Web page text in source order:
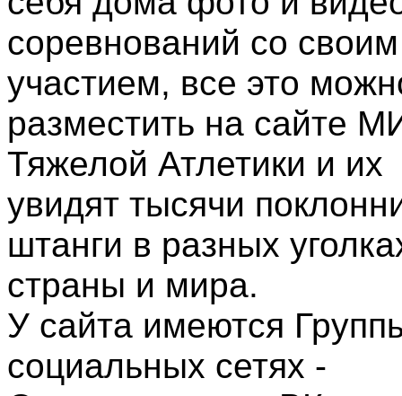
соревнований со своим
участием, все это
разместить на сайте
Тяжелой Атлетики и их
увидят тысячи
штанги в разных
страны и мира.
У сайта имеются
социальных сетях -